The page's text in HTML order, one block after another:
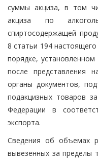
суммы акциза, в том
акциза по
спиртосодержащей
8 статьи 194
порядке,
после представления
органы документов,
подакцизных товаров
Федерации в
экспорта.
Сведения об объемах
вывезенных за пределы